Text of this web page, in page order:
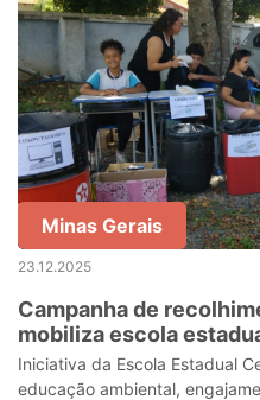
Minas Gerais
23.12.2025
Campanha de
mobiliza escola
Muzambinho
Iniciativa da Escola Estadual
educação ambiental,